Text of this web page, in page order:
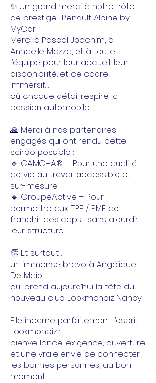
✨ Un grand merci à notre hôte
de prestige : Renault Alpine by
MyCar
Merci à Pascal Joachim, à
Annaelle Mazza, et à toute
l’équipe pour leur accueil, leur
disponibilité, et ce cadre
immersif…
où chaque détail respire la
passion automobile.
🙏 Merci à nos partenaires
engagés qui ont rendu cette
soirée possible :
🔹 CAMCHA® – Pour une qualité
de vie au travail accessible et
sur-mesure
🔹 GroupeActive – Pour
permettre aux TPE / PME de
franchir des caps… sans alourdir
leur structure
👏 Et surtout…
un immense bravo à Angélique
De Maio,
qui prend aujourd’hui la tête du
nouveau club Lookmonbiz Nancy.
Elle incarne parfaitement l’esprit
Lookmonbiz :
bienveillance, exigence, ouverture,
et une vraie envie de connecter
les bonnes personnes, au bon
moment.